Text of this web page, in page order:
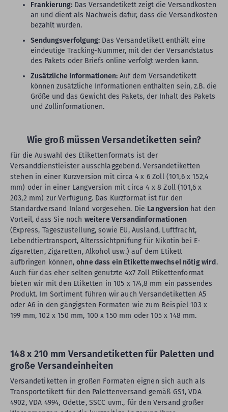
Frankierung: Das Versandetikett zeigt die Versandkosten
an und dient als Nachweis dafür, dass die Versandkosten
bezahlt wurden.
Sendungsverfolgung: Das Versandetikett enthält eine
eindeutige Tracking-Nummer, mit der der Versandstatus
des Pakets oder Briefs online verfolgt werden kann.
Zusätzliche Informationen: Auf dem Versandetikett
können zusätzliche Informationen enthalten sein, z.B. die
Größe und das Gewicht des Pakets, der Inhalt des Pakets
und Zollinformationen.
Wie groß müssen Versandetiketten sein?
Für die Auswahl des Etikettenformats ist der
Versanddienstleister ausschlaggebend. Versandetiketten
stehen in einer Kurzversion mit circa 4 x 6 Zoll (101,6 x 152,4
mm) oder in einer Langversion mit circa 4 x 8 Zoll (101,6 x
203,2 mm) zur Verfügung. Das Kurzformat ist für den
Standardversand Inland vorgesehen. Die Langversion hat den
Vorteil, dass Sie noch weitere Versandinformationen
(Express, Tageszustellung, sowie EU, Ausland, Luftfracht,
Lebendtiertransport, Alterssichtprüfung für Nikotin bei E-
Zigaretten, Zigaretten, Alkohol usw.) auf dem Etikett
aufbringen können,ohne dass ein Etikettenwechsel nötig wird .
Auch für das eher selten genutzte 4x7 Zoll Etikettenformat
bieten wir mit den Etiketten in 105 x 174,8 mm ein passendes
Produkt. Im Sortiment führen wir auch Versandetiketten A5
oder A6 in den gängigsten Formaten wie zum Beispiel 103 x
199 mm, 102 x 150 mm, 100 x 150 mm oder 105 x 148 mm.
148 x 210 mm Versandetiketten für Paletten und
große Versandeinheiten
Versandetiketten in großen Formaten eignen sich auch als
Transportetikett für den Palettenversand gemäß GS1, VDA
4902, VDA 4994, Odette, SSCC uvm., für den Versand großer